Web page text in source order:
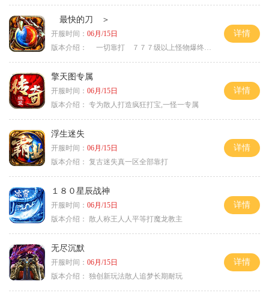
最快的刀 ＞
开服时间： 06月/15日
版本介绍：
一切靠打 ７７７级以上怪物爆终极 ＞
详情
擎天图专属
开服时间： 06月/15日
版本介绍： 专为散人打造疯狂打宝,一怪一专属
详情
浮生迷失
开服时间： 06月/15日
版本介绍： 复古迷失真一区全部靠打
详情
１８０星辰战神
开服时间： 06月/15日
版本介绍： 散人称王人人平等打魔龙教主
详情
无尽沉默
开服时间： 06月/15日
版本介绍： 独创新玩法散人追梦长期耐玩
详情